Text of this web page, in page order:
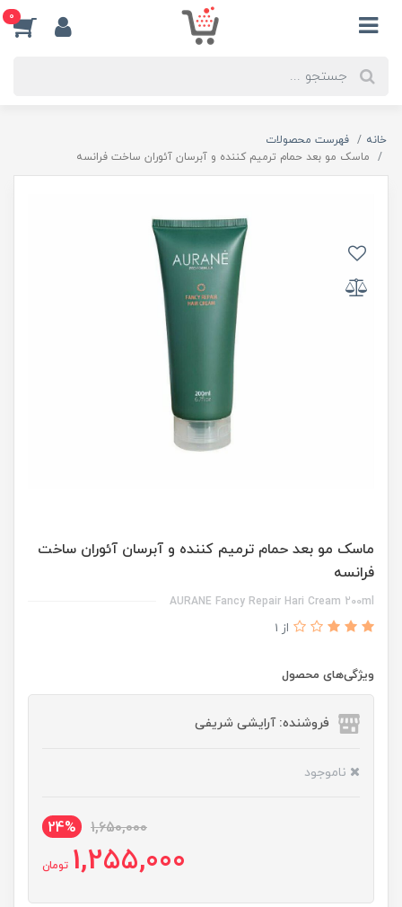
0
خانه
فهرست محصولات
ماسک مو بعد حمام ترمیم کننده و آبرسان آئوران ساخت فرانسه
ماسک مو بعد حمام ترمیم کننده و آبرسان آئوران ساخت
فرانسه
AURANE Fancy Repair Hari Cream 200ml
از 1
ویژگی‌های محصول
فروشنده: آرایشی شریفی
ناموجود
1,650,000
24%
1,255,000 تومان